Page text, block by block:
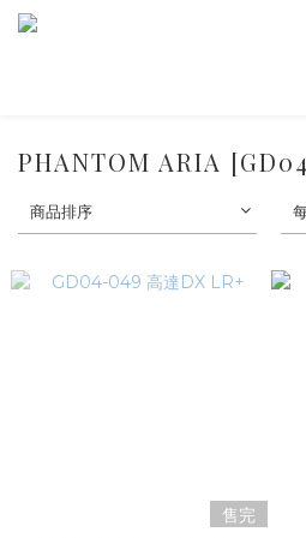
PHANTOM ARIA
商品排序
售完